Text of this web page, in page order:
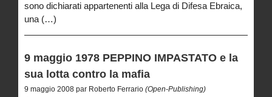
sono dichiarati appartenenti alla Lega di Difesa Ebraica,
una (…)
9 maggio 1978 PEPPINO IMPASTATO e la
sua lotta contro la mafia
9 maggio 2008 par Roberto Ferrario (Open-Publishing)